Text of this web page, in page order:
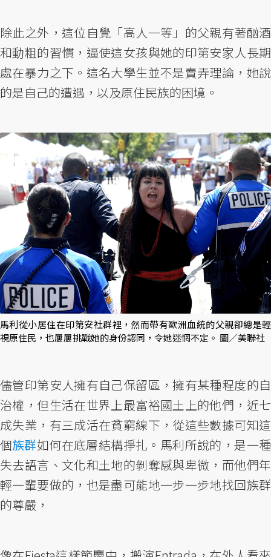
除此之外，這位自覺「高人一等」的父親有著酗酒
和動粗的習慣，逼使這女孩與她的印第安家人長期
處在暴力之下。這名大學生並不是賣弄理論，她說
的是自己的遭遇，以及原住民族的困境。
馬利從小居住在印第安社群裡，然而帶有歐洲血統的父親卻總是輕
視原住民，也屢屢挑戰她的身份認同，令她迷惘不定。 圖／美聯社
儘管印第安人擁有自己保留區，擁有某種程度的自
治權，但生活在世界上最富裕國土上的他們，近七
成失業，有三成活在貧窮線下，從這些數據可知這
個族群如何在底層結構掙扎。馬利所說的，是一種
失去語言、文化和土地的剝奪感與卑微，而他們年
輕一輩要做的，也是盡可能地一步一步地找回族群
的尊嚴，